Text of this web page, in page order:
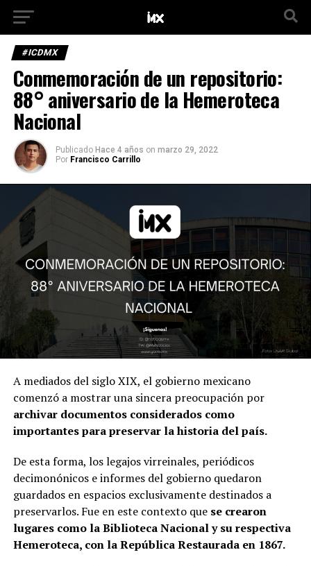
#ICDMX
Conmemoración de un repositorio:
88° aniversario de la Hemeroteca
Nacional
Publicado Hace 4 años on marzo 29, 2022
Por Francisco Carrillo
A mediados del siglo XIX, el gobierno mexicano
comenzó a mostrar una sincera preocupación por
archivar documentos considerados como
importantes parapreservar la historia del país.
De esta forma, los legajos virreinales, periódicos
decimonónicos e informes del gobierno quedaron
guardados en espacios exclusivamente destinados a
preservarlos. Fue en este contexto que se crearon
lugares como la Biblioteca Nacional y su respectiva
Hemeroteca, con la República Restaurada en 1867.